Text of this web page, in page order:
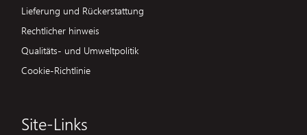
Lieferung und Rückerstattung
Rechtlicher hinweis
Qualitäts- und Umweltpolitik
Cookie-Richtlinie
Site-Links